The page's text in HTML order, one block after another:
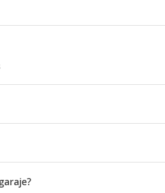
Se puede llegar
4B